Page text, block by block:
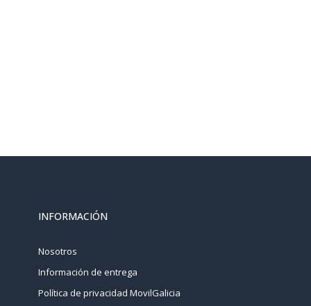
INFORMACIÓN
Nosotros
Información de entrega
Política de privacidad MovilGalicia